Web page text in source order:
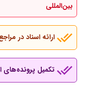
بین‌المللی
ارائه اسناد در
تکمیل پرونده‌های